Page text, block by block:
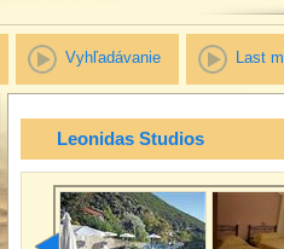
Vyhľadávanie Last
Leonidas Studios